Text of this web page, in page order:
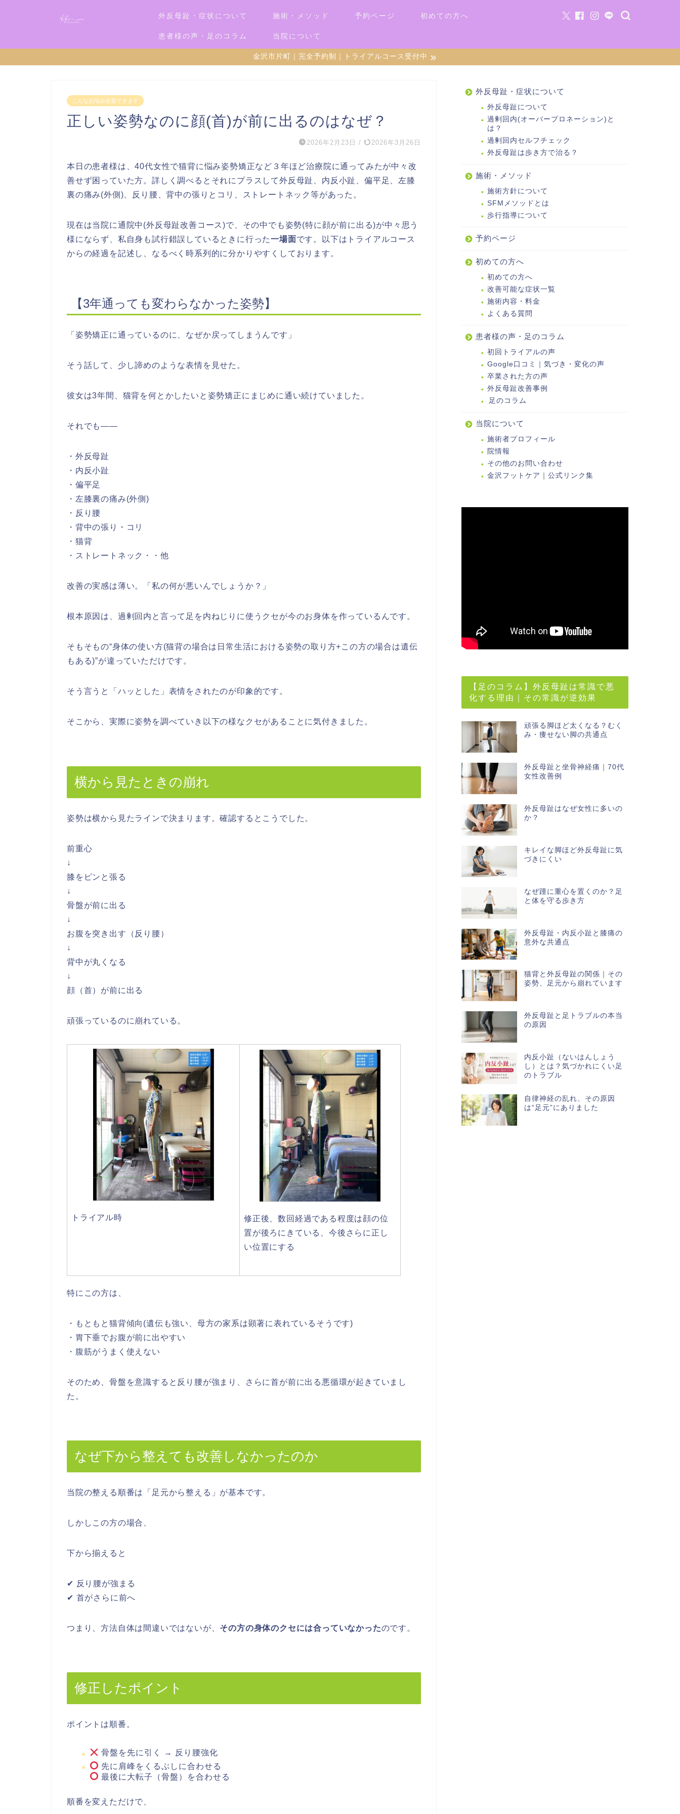
外反母趾・症状について 施術・メソッド 予約ページ 初めての方へ
患者様の声・足のコラム 当院について
金沢市片町｜完全予約制｜トライアルコース受付中
こんなお悩み改善できます
正しい姿勢なのに顔(首)が前に出るのはなぜ？
2026年2月23日 / 2026年3月26日
本日の患者様は、40代女性で猫背に悩み姿勢矯正など３年ほど治療院に通ってみたが中々改
善せず困っていた方。詳しく調べるとそれにプラスして外反母趾、内反小趾、偏平足、左膝
裏の痛み(外側)、反り腰、背中の張りとコリ、ストレートネック等があった。
現在は当院に通院中(外反母趾改善コース)で、その中でも姿勢(特に顔が前に出る)が中々思う
様にならず、私自身も試行錯誤しているときに行った一場面です。以下はトライアルコース
からの経過を記述し、なるべく時系列的に分かりやすくしております。
【3年通っても変わらなかった姿勢】
「姿勢矯正に通っているのに、なぜか戻ってしまうんです」
そう話して、少し諦めのような表情を見せた。
彼女は3年間、猫背を何とかしたいと姿勢矯正にまじめに通い続けていました。
それでも――
・外反母趾
・内反小趾
・偏平足
・左膝裏の痛み(外側)
・反り腰
・背中の張り・コリ
・猫背
・ストレートネック・・他
改善の実感は薄い。「私の何が悪いんでしょうか？」
根本原因は、過剰回内と言って足を内ねじりに使うクセが今のお身体を作っているんです。
そもそもの“身体の使い方(猫背の場合は日常生活における姿勢の取り方+この方の場合は遺伝
もある)”が違っていただけです。
そう言うと「ハッとした」表情をされたのが印象的です。
そこから、実際に姿勢を調べていき以下の様なクセがあることに気付きました。
横から見たときの崩れ
姿勢は横から見たラインで決まります。確認するとこうでした。
前重心
↓
膝をピンと張る
↓
骨盤が前に出る
↓
お腹を突き出す（反り腰）
↓
背中が丸くなる
↓
顔（首）が前に出る
頑張っているのに崩れている。
トライアル時
修正後、数回経過である程度は顔の位
置が後ろにきている、今後さらに正し
い位置にする
特にこの方は、
・もともと猫背傾向(遺伝も強い、母方の家系は顕著に表れているそうです)
・胃下垂でお腹が前に出やすい
・腹筋がうまく使えない
そのため、骨盤を意識すると反り腰が強まり、さらに首が前に出る悪循環が起きていまし
た。
なぜ下から整えても改善しなかったのか
当院の整える順番は「足元から整える」が基本です。
しかしこの方の場合、
下から揃えると
✔ 反り腰が強まる
✔ 首がさらに前へ
つまり、方法自体は間違いではないが、 その方の身体のクセには合っていなかったのです。
修正したポイント
ポイントは順番。
骨盤を先に引く → 反り腰強化
先に肩峰をくるぶしに合わせる
最後に大転子（骨盤）を合わせる
順番を変えただけで、
外反母趾・症状について
外反母趾について
過剰回内(オーバープロネーション)と
は？
過剰回内セルフチェック
外反母趾は歩き方で治る？
施術・メソッド
施術方針について
SFMメソッドとは
歩行指導について
予約ページ
初めての方へ
初めての方へ
改善可能な症状一覧
施術内容・料金
よくある質問
患者様の声・足のコラム
初回トライアルの声
Google口コミ｜気づき・変化の声
卒業された方の声
外反母趾改善事例
足のコラム
当院について
施術者プロフィール
院情報
その他のお問い合わせ
金沢フットケア｜公式リンク集
【足のコラム】外反母趾は常識で悪
化する理由｜その常識が逆効果
頑張る脚ほど太くなる？むく
み・痩せない脚の共通点
外反母趾と坐骨神経痛｜70代
女性改善例
外反母趾はなぜ女性に多いの
か？
キレイな脚ほど外反母趾に気
づきにくい
なぜ踵に重心を置くのか？足
と体を守る歩き方
外反母趾・内反小趾と膝痛の
意外な共通点
猫背と外反母趾の関係｜その
姿勢、足元から崩れています
外反母趾と足トラブルの本当
の原因
内反小趾（ないはんしょう
し）とは？気づかれにくい足
のトラブル
自律神経の乱れ、その原因
は“足元”にありました